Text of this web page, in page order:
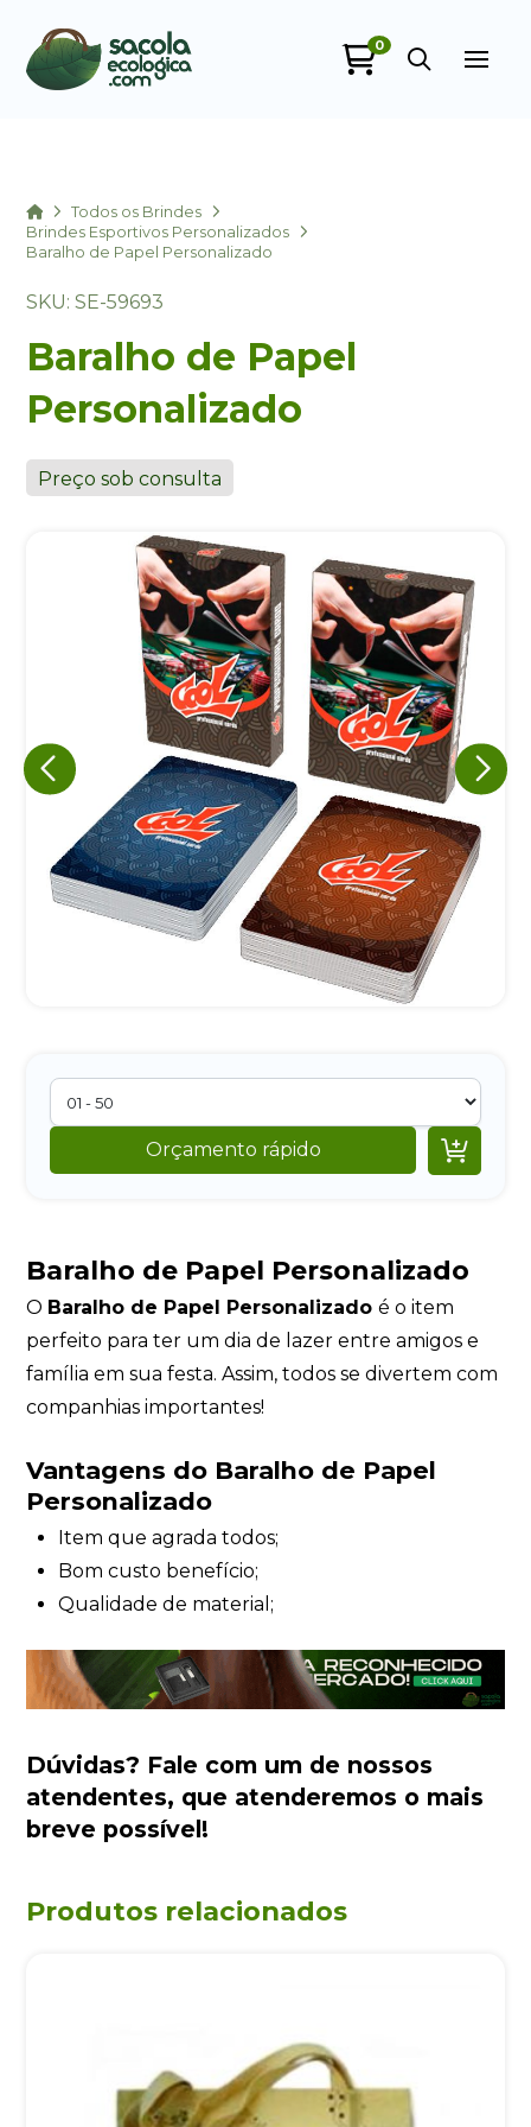
0
HomeTodos os Brindes
Brindes Esportivos Personalizados
Baralho de Papel Personalizado
SKU: SE-59693
Baralho de Papel
Personalizado
Preço sob consulta
Orçamento rápido 
Baralho de Papel Personalizado
O Baralho de Papel Personalizadoé o item
perfeito para ter um dia de lazer entre amigos e
família em sua festa. Assim, todos se divertem com
companhias importantes!
Vantagens do Baralho de Papel
Personalizado
Item que agrada todos;
Bom custo benefício;
Qualidade de material;
Dúvidas? Fale com um de nossos
atendentes, que atenderemos o mais
breve possível!
Produtos relacionados
+55
Eu concordo em receber comunicações.
A nossa empresa está comprometida a proteger e respeitar
sua privacidade, utilizaremos seus dados apenas para fins
de marketing. Você pode alterar suas preferências a
qualquer momento.
Iniciar conversa